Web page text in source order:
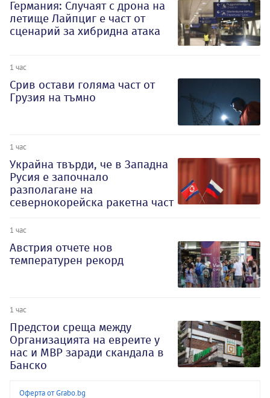
Германия: Случаят с дрона на
летище Лайпциг е част от
сценарий за хибридна атака
1 час
Срив остави голяма част от
Грузия на тъмно
1 час
Украйна твърди, че в Западна
Русия е започнало
разполагане на
севернокорейска ракетна част
1 час
Австрия отчете нов
температурен рекорд
1 час
Предстои среща между
Организацията на евреите у
нас и МВР заради скандала в
Банско
Оферта от Grabo.bg